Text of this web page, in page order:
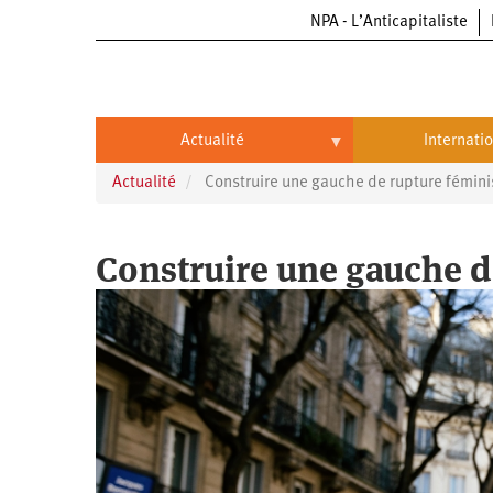
NPA - L’Anticapitaliste
Actualité
Actualité
Entreprises
Entreprises
Automobile
Aéronautique
Commerce
Oppressions
Oppressions
Antiracisme
Féminisme
Économie
Écologie
Éducation
International
Chine
États-
Unis
Continents
Continents
Afrique
Actualité Construire une gauche de rupture
Construire une gauche